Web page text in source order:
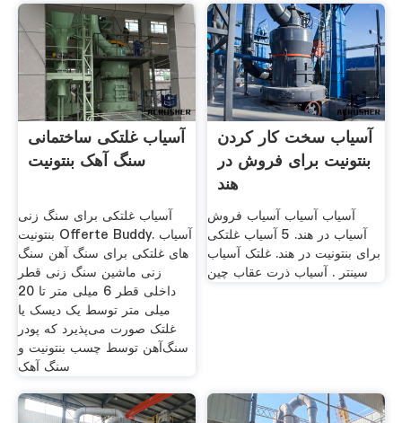
آسیاب غلتکی ساختمانی
سنگ آهک بنتونیت
آسیاب غلتکی برای سنگ زنی
بنتونیت Offerte Buddy. آسیاب
های غلتکی برای سنگ آهن سنگ
زنی ‌ماشین سنگ زنی قطر
داخلی قطر 6 میلی متر تا 20
میلی متر توسط یک دیسک یا
غلتک صورت می‌پذیرد که پودر
سنگ‌آهن توسط چسب بنتونیت و
سنگ‌ آهک
آسیاب سخت کار کردن
بنتونیت برای فروش در
هند
آسیاب آسیاب آسیاب فروش
آسیاب در هند. 5 آسیاب غلتکی
برای بنتونیت در هند. غلتک آسیاب
سینتر . آسیاب ذرت عقاب چین